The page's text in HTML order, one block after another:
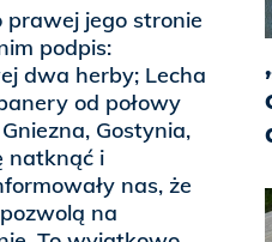
prawej jego stronie
podpis:
dwa herby; Lecha
od połowy
Gostynia,
natknąć i
nas, że
na